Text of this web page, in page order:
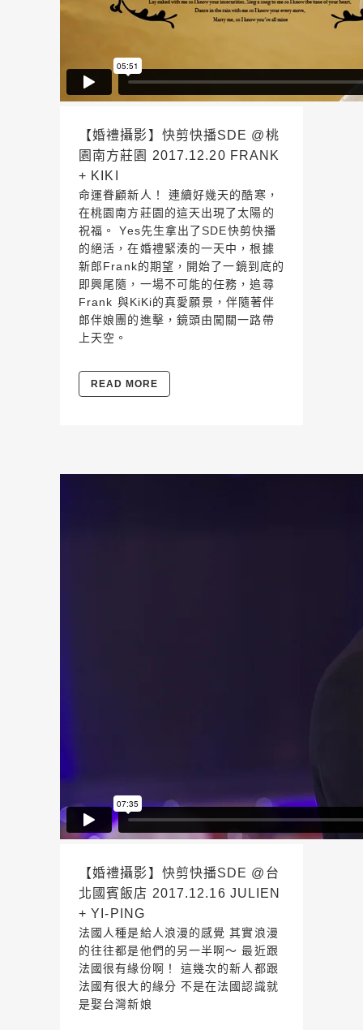
【婚禮攝影】快剪快播SDE @桃
園南方莊園 2017.12.20 FRANK
+ KIKI
命運眷顧新人！ 連續好幾天的酷寒，
在桃園南方莊園的這天出現了太陽的
祝福。 Yes先生拿出了SDE快剪快播
的絕活，在婚禮緊湊的一天中，根據
新郎Frank的期望，開始了一鏡到底的
即興尾隨，一場不可能的任務，追尋
Frank 與KiKi的真愛願景，伴隨著伴
郎伴娘團的進擊，鏡頭由闖關一路帶
上天空。
READ MORE
【婚禮攝影】快剪快播SDE @台
北國賓飯店 2017.12.16 JULIEN
+ YI-PING
法國人種是給人浪漫的感覺 其實浪漫
的往往都是他們的另一半啊～ 最近跟
法國很有緣份啊！ 這幾次的新人都跟
法國有很大的緣分 不是在法國認識就
是娶台灣新娘